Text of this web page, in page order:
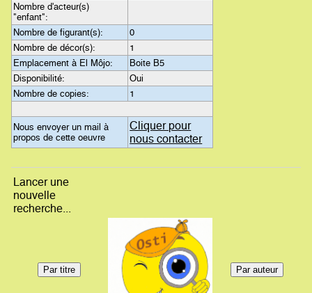
Nombre d'acteur(s)
"enfant":
Nombre de figurant(s):
0
Nombre de décor(s):
1
Emplacement à El Môjo:
Boite B5
Disponibilité:
Oui
Nombre de copies:
1
Nous envoyer un mail à
propos de cette oeuvre
Cliquer pour
nous contacter
Lancer une
nouvelle
recherche...